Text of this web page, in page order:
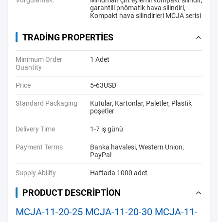
garantili pnömatik hava silindiri,
Kompakt hava silindirleri MCJA serisi
TRADING PROPERTIES
Minimum Order
Quantity
1 Adet
Price 5-63USD
Standard Packaging
Kutular, Kartonlar, Paletler, Plastik
poşetler
Delivery Time 1-7 iş günü
Payment Terms
Banka havalesi, Western Union,
PayPal
Supply Ability Haftada 1000 adet
PRODUCT DESCRIPTION
MCJA-11-20-25 MCJA-11-20-30 MCJA-11-